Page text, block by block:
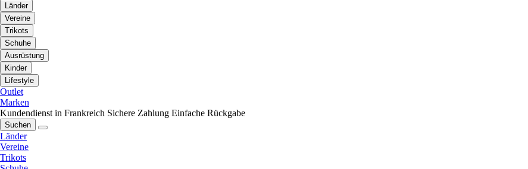
Länder
Vereine
Trikots
Schuhe
Ausrüstung
Kinder
Lifestyle
Outlet
Marken
Kundendienst in Frankreich Sichere Zahlung Einfache Rückgabe
Suchen
Länder
Vereine
Trikots